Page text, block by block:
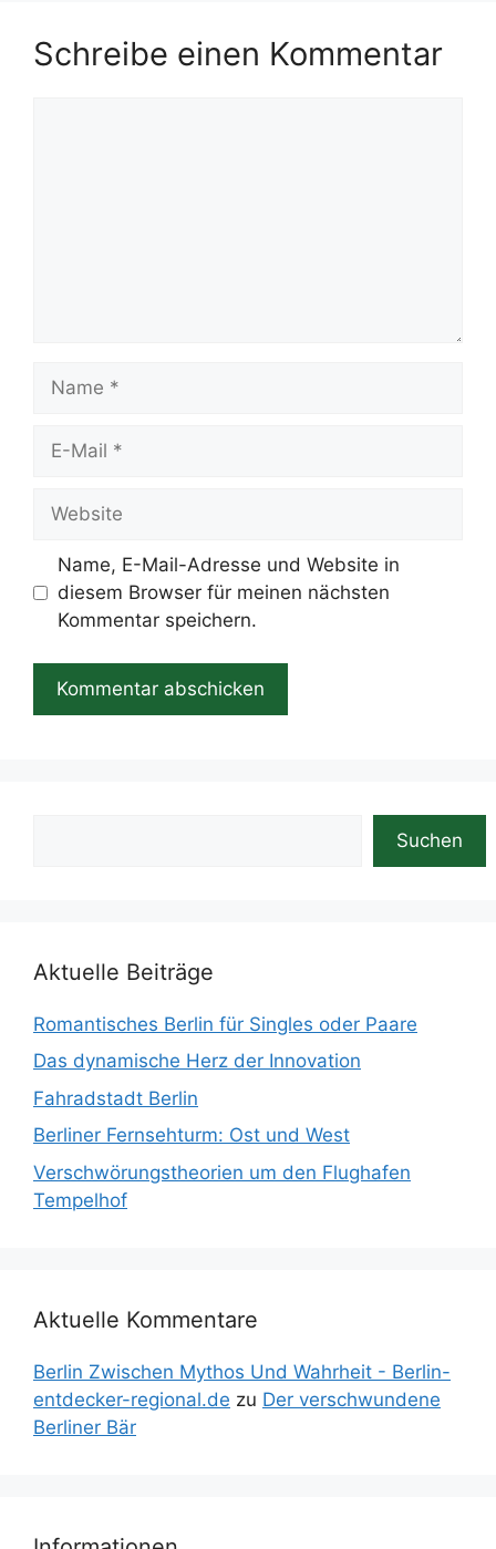
Schreibe einen Kommentar
Name
Website
Name, E-Mail-Adresse und Website in
diesem Browser für meinen nächsten
Kommentar speichern.
Suchen
Aktuelle Beiträge
Romantisches Berlin für Singles oder Paare
Das dynamische Herz der Innovation
Fahradstadt Berlin
Berliner Fernsehturm: Ost und West
Verschwörungstheorien um den Flughafen
Tempelhof
Aktuelle Kommentare
Berlin Zwischen Mythos Und Wahrheit - Berlin-
entdecker-regional.de zu Der verschwundene
Berliner Bär